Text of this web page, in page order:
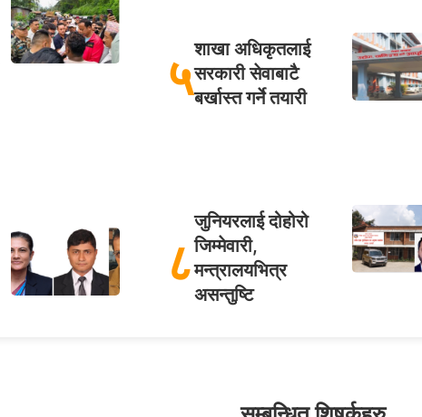
५शाखा अधिकृतलाई
सरकारी सेवाबाटै
बर्खास्त गर्ने तयारी
८
जुनियरलाई दोहोरो
जिम्मेवारी,
मन्त्रालयभित्र
असन्तुष्टि